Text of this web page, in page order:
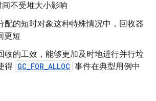
不受堆大小影响
配的短时对象这种特殊情况中，回收器
更短
收的工效，能够更加及时地进行并行垃
得 GC_FOR_ALLOC 事件在典型用例中